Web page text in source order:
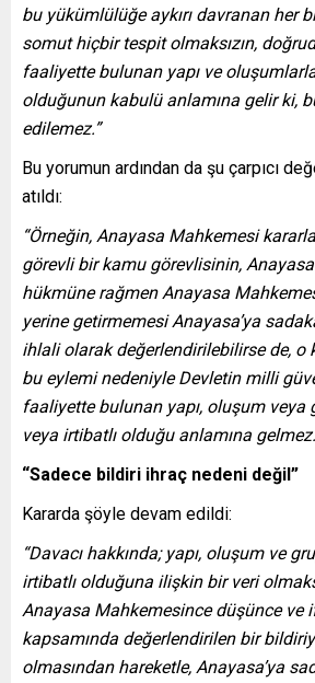
bu yükümlülüğe aykırı davranan her
somut hiçbir tespit olmaksızın,
faaliyette bulunan yapı ve
olduğunun kabulü anlamına gelir ki,
edilemez.”
Bu yorumun ardından da şu çarpıcı
atıldı:
“Örneğin, Anayasa Mahkemesi
görevli bir kamu görevlisinin,
hükmüne rağmen Anayasa
yerine getirmemesi Anayasa’ya
ihlali olarak değerlendirilebilirse de, o
bu eylemi nedeniyle Devletin milli
faaliyette bulunan yapı, oluşum veya
veya irtibatlı olduğu anlamına
“Sadece bildiri ihraç nedeni değil”
Kararda şöyle devam edildi:
“Davacı hakkında; yapı, oluşum ve
irtibatlı olduğuna ilişkin bir veri
Anayasa Mahkemesince düşünce ve
kapsamında değerlendirilen bir
olmasından hareketle, Anayasa’ya